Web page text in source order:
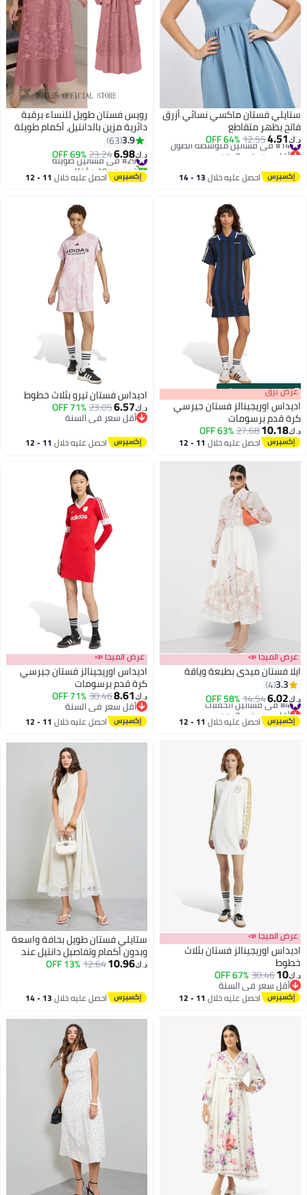
ستايلي فستان ماكسي نسائي أزرق
فاتح بظهر متقاطع
د.ك‏4.51
12.55
64% OFF #14 في فساتين متوسطة الطول
أقل سعر في 7 يوم
#14 في فساتين متوسطة الطول
احصل عليه خلال 13 - 14
رويس فستان طويل للنساء برقبة
دائرية مزين بالدانتيل، أكمام طويلة
بخصر وفضفاض، الوردي
3.9
63
د.ك‏6.98
23.24
69% OFF #29 في فساتين طويلة
تم بيع +10 مؤخرًا
#29 في فساتين طويلة احصل عليه خلال 11 - 12
00m:00s
·
100% Left عرض برق
اديداس اوريجينالز فستان جيرسي
كرة قدم برسومات
د.ك‏10.18
27.68
63% OFF
احصل عليه خلال 11 - 12
اديداس فستان تيرو بثلاث خطوط
د.ك‏6.57
23.05
71% OFF
أقل سعر في السنة
أقل سعر في السنة
احصل عليه خلال 11 - 12
عرض الميجا 📣
ايلا فستان ميدي بطبعة وياقة
3.3
4
د.ك‏6.02
14.54
58% OFF #4 في فساتين الحفلات
أقل سعر في 7 يوم
#4 في فساتين الحفلات احصل عليه خلال 11 - 12
عرض الميجا 📣
اديداس اوريجينالز فستان جيرسي
كرة قدم برسومات
د.ك‏8.61
30.46
71% OFF
أقل سعر في السنة
أقل سعر في السنة
احصل عليه خلال 11 - 12
2
عرض الميجا 📣
اديداس اوريجينالز فستان بثلاث
خطوط
د.ك‏10
30.46
67% OFF
أقل سعر في السنة
أقل سعر في السنة
احصل عليه خلال 11 - 12
اغسطس
ستايلي فستان طويل بحافة واسعة
وبدون أكمام وتفاصيل دانتيل عند
الحافة
د.ك‏10.96
12.64
13% OFF
احصل عليه خلال 13 - 14
اغسطس